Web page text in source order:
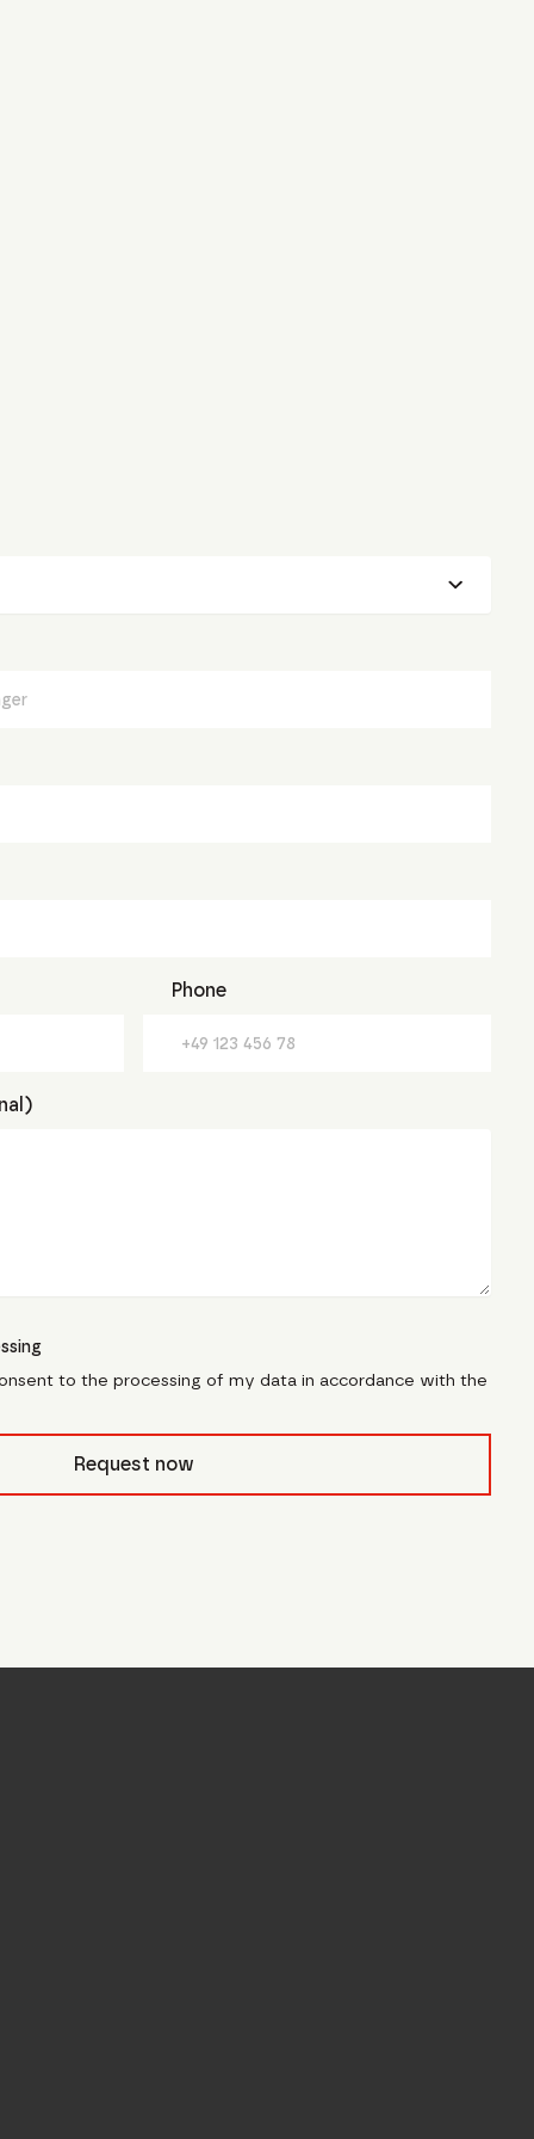
Phone
to the processing of my data in accordance with the
Request now